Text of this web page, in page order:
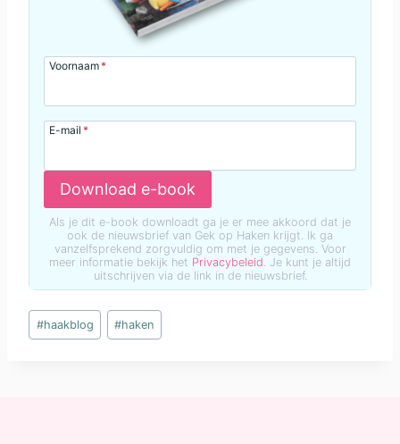
Voornaam*
E-mail *
Download e-book
Als je dit e-book downloadt ga je er mee akkoord dat je
ook de nieuwsbrief van Gek op Haken krijgt. Ik ga
vanzelfsprekend zorgvuldig om met je gegevens. Voor
meer informatie bekijk het Privacybeleid. Je kunt je altijd
uitschrijven via de link in de nieuwsbrief.
Bericht
tags:
#haakblog #haken